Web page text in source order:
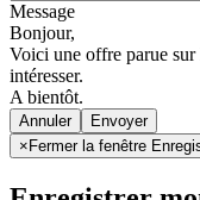
Message
Bonjour,
Voici une offre parue
intéresser.
A bientôt.
Annuler
× Fermer la fenêtre